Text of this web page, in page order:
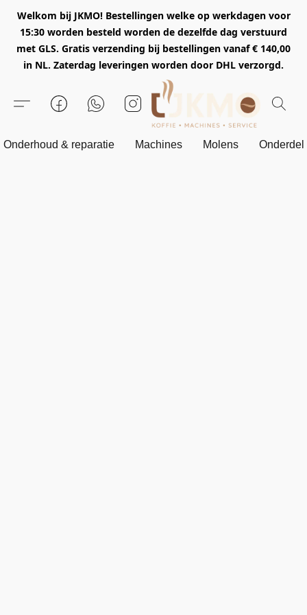
Welkom bij JKMO! Bestellingen welke op werkdagen voor
15:30 worden besteld worden de dezelfde dag verstuurd
met GLS. Gratis verzending bij bestellingen vanaf € 140,00
in NL. Zaterdag leveringen worden door DHL verzorgd.
Onderhoud & reparatie Machines Molens